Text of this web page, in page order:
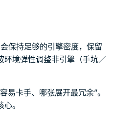
保持足够的引擎密度，保留
环境弹性调整非引擎（手坑／
易卡手、哪张展开最冗余”。
。